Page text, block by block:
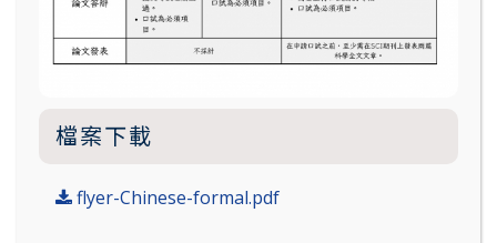
檔案下載
flyer-Chinese-formal.pdf